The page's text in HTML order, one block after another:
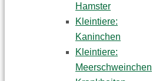
Hamster
Kleintiere:
Kaninchen
Kleintiere:
Meerschweinchen